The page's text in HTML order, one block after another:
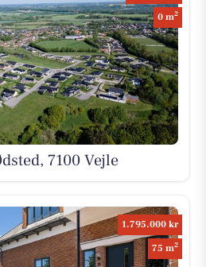
0 m2
7100 Vejle
1.795.000 kr
75 m2